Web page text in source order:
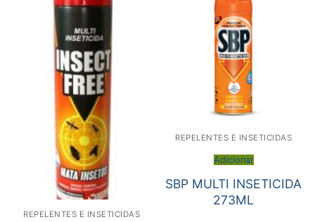
REPELENTES E INSETICIDAS
REPELENTES E INSETICIDAS
Adicionar
SBP MULTI INSETICIDA
273ML